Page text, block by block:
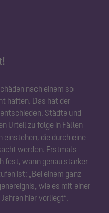
nach einem so
haften. Das hat der
Städte und
Urteil zu folge in Fällen
einstehen, die durch eine
werden. Erstmals
fest, wann genau starker
ist: „Bei einem ganz
wie es mit einer
hier vorliegt“.